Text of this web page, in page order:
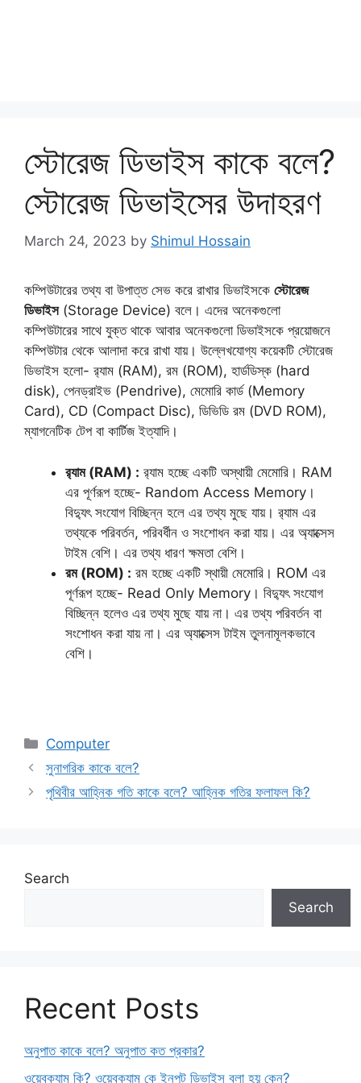
স্টোরেজ ডিভাইস কাকে বলে?
স্টোরেজ ডিভাইসের উদাহরণ
March 24, 2023 by Shimul Hossain
কম্পিউটারের তথ্য বা উপাত্ত সেভ করে রাখার ডিভাইসকে স্টোরেজ
ডিভাইস(Storage Device) বলে। এদের অনেকগুলো
কম্পিউটারের সাথে যুক্ত থাকে আবার অনেকগুলো ডিভাইসকে প্রয়োজনে
কম্পিউটার থেকে আলাদা করে রাখা যায়। উল্লেখযোগ্য কয়েকটি স্টোরেজ
ডিভাইস হলো- র‌্যাম (RAM), রম (ROM), হার্ডডিস্ক (hard
disk), পেনড্রাইভ (Pendrive), মেমোরি কার্ড (Memory
Card), CD (Compact Disc), ডিভিডি রম (DVD ROM),
ম্যাগনেটিক টেপ বা কার্টিজ ইত্যাদি।
র‌্যাম (RAM) : র‌্যাম হচ্ছে একটি অস্থায়ী মেমোরি। RAM
এর পূর্ণরূপ হচ্ছে- Random Access Memory।
বিদ্যুৎ সংযোগ বিচ্ছিন্ন হলে এর তথ্য মুছে যায়। র‌্যাম এর
তথ্যকে পরিবর্তন, পরিবর্ধীন ও সংশোধন করা যায়। এর অ্যাক্সেস
টাইম বেশি। এর তথ্য ধারণ ক্ষমতা বেশি।
রম (ROM) : রম হচ্ছে একটি স্থায়ী মেমোরি। ROM এর
পূর্ণরূপ হচ্ছে- Read Only Memory। বিদ্যুৎ সংযোগ
বিচ্ছিন্ন হলেও এর তথ্য মুছে যায় না। এর তথ্য পরিবর্তন বা
সংশোধন করা যায় না। এর অ্যাক্সেস টাইম তুলনামূলকভাবে
বেশি।
Categories
Computer
সুনাগরিক কাকে বলে?
পৃথিবীর আহ্নিক গতি কাকে বলে? আহ্নিক গতির ফলাফল কি?
Search
Search
Recent Posts
অনুপাত কাকে বলে? অনুপাত কত প্রকার?
ওয়েবক্যাম কি? ওয়েবক্যাম কে ইনপুট ডিভাইস বলা হয় কেন?